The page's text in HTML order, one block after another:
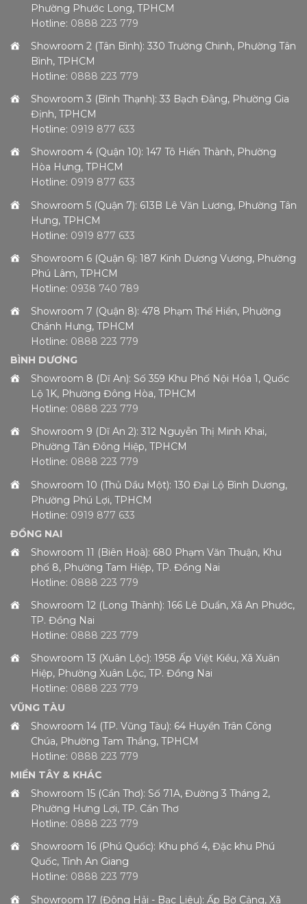
Phường Phước Long, TPHCM
Hotline: 0888 223 779
Showroom 2 (Tân Bình): 330 Trường Chinh, Phường Tân
Bình, TPHCM
Hotline: 0888 223 779
Showroom 3 (Bình Thạnh): 33 Bạch Đằng, Phường Gia
Định, TPHCM
Hotline: 0919 877 633
Showroom 4 (Quận 10): 147 Tô Hiến Thành, Phường
Hòa Hưng, TPHCM
Hotline: 0919 877 633
Showroom 5 (Quận 7): 613B Lê Văn Lương, Phường Tân
Hưng, TPHCM
Hotline: 0919 877 633
Showroom 6 (Quận 6): 187 Kinh Dương Vương, Phường
Phú Lâm, TPHCM
Hotline: 0938 740 789
Showroom 7 (Quận 8): 478 Phạm Thế Hiển, Phường
Chánh Hưng, TPHCM
Hotline: 0888 223 779
BÌNH DƯƠNG
Showroom 8 (Dĩ An): Số 359 Khu Phố Nội Hóa 1, Quốc
Lộ 1K, Phường Đông Hòa, TPHCM
Hotline: 0888 223 779
Showroom 9 (Dĩ An 2): 312 Nguyễn Thị Minh Khai,
Phường Tân Đông Hiệp, TPHCM
Hotline: 0888 223 779
Showroom 10 (Thủ Dầu Một): 130 Đại Lộ Bình Dương,
Phường Phú Lợi, TPHCM
Hotline: 0919 877 633
ĐỒNG NAI
Showroom 11 (Biên Hoà): 680 Phạm Văn Thuận, Khu
phố 8, Phường Tam Hiệp, TP. Đồng Nai
Hotline: 0888 223 779
Showroom 12 (Long Thành): 166 Lê Duẩn, Xã An Phước,
TP. Đồng Nai
Hotline: 0888 223 779
Showroom 13 (Xuân Lộc): 1958 Ấp Việt Kiều, Xã Xuân
Hiệp, Phường Xuân Lộc, TP. Đồng Nai
Hotline: 0888 223 779
VŨNG TÀU
Showroom 14 (TP. Vũng Tàu): 64 Huyền Trân Công
Chúa, Phường Tam Thắng, TPHCM
Hotline: 0888 223 779
MIỀN TÂY & KHÁC
Showroom 15 (Cần Thơ): Số 71A, Đường 3 Tháng 2,
Phường Hưng Lợi, TP. Cần Thơ
Hotline: 0888 223 779
Showroom 16 (Phú Quốc): Khu phố 4, Đặc khu Phú
Quốc, Tỉnh An Giang
Hotline: 0888 223 779
Showroom 17 (Đông Hải - Bạc Liêu): Ấp Bờ Cảng, Xã